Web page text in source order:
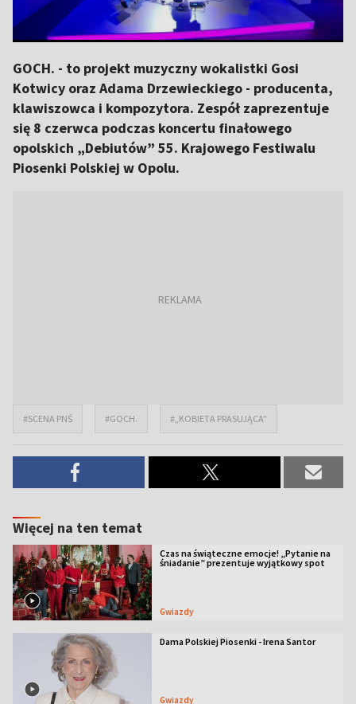
GOCH. - to projekt muzyczny wokalistki Gosi
Kotwicy oraz Adama Drzewieckiego - producenta,
klawiszowca i kompozytora. Zespół zaprezentuje
się 8 czerwca podczas koncertu finałowego
opolskich „Debiutów” 55. Krajowego Festiwalu
Piosenki Polskiej w Opolu.
#SCENA PNŚ #GOCH. #„KOBIETA PRASUJĄCA”
Więcej na ten temat
Czas na świąteczne emocje! „Pytanie na
śniadanie” prezentuje wyjątkowy spot
Gwiazdy
Dama Polskiej Piosenki - Irena Santor
Gwiazdy